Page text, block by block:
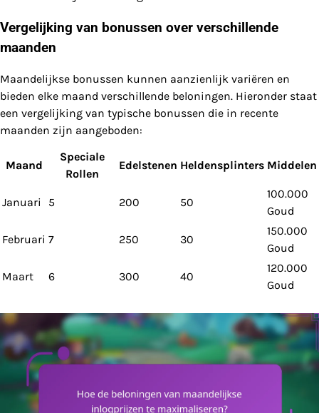
Vergelijking van bonussen over verschillende
maanden
Maandelijkse bonussen kunnen aanzienlijk variëren en
bieden elke maand verschillende beloningen. Hieronder staat
een vergelijking van typische bonussen die in recente
maanden zijn aangeboden:
Maand
Speciale
Rollen
Edelstenen Heldensplinters Middelen
Januari 5 200 50
100.000
Goud
Februari 7 250 30
150.000
Goud
Maart 6 300 40
120.000
Goud